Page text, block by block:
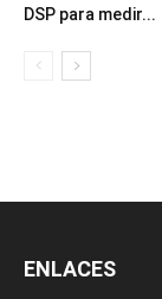
DSP para medir...
ENLACES